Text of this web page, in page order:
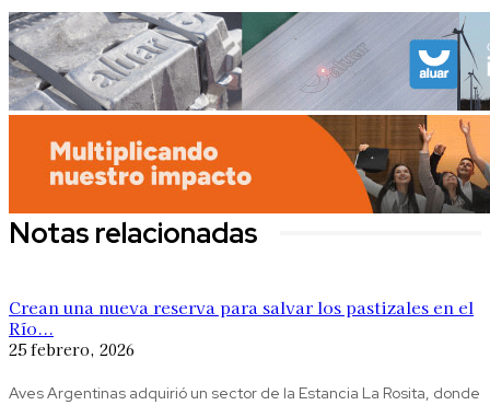
Notas relacionadas
Crean una nueva reserva para salvar los pastizales en el
Río...
25 febrero, 2026
Aves Argentinas adquirió un sector de la Estancia La Rosita, donde